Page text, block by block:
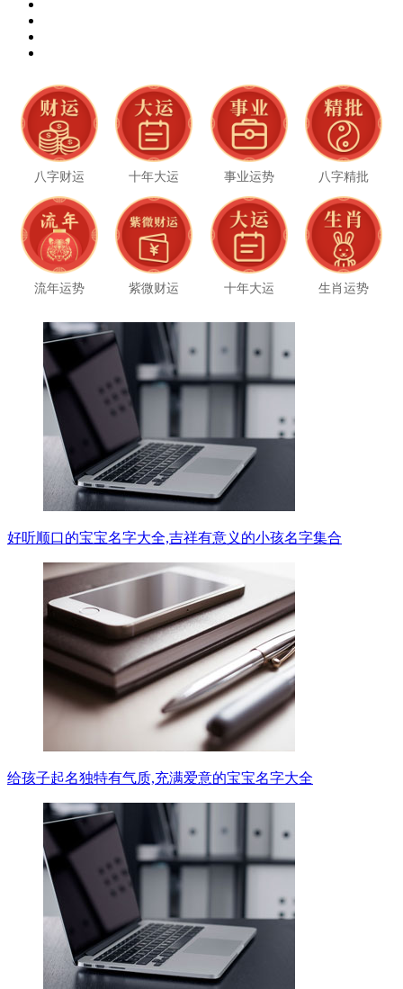
八字财运 十年大运 事业运势 八字精批
流年运势 紫微财运 十年大运 生肖运势
好听顺口的宝宝名字大全,吉祥有意义的小孩名字集合
给孩子起名独特有气质,充满爱意的宝宝名字大全